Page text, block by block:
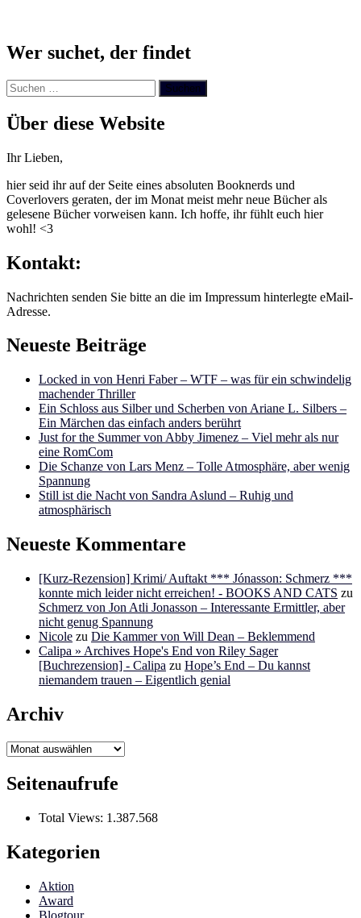
Wer suchet, der findet
Suchen
nach:
Über diese Website
Ihr Lieben,
hier seid ihr auf der Seite eines absoluten Booknerds und
Coverlovers geraten, der im Monat meist mehr neue Bücher als
gelesene Bücher vorweisen kann. Ich hoffe, ihr fühlt euch hier
wohl! <3
Kontakt:
Nachrichten senden Sie bitte an die im Impressum hinterlegte eMail-
Adresse.
Neueste Beiträge
Locked in von Henri Faber – WTF – was für ein schwindelig
machender Thriller
Ein Schloss aus Silber und Scherben von Ariane L. Silbers –
Ein Märchen das einfach anders berührt
Just for the Summer von Abby Jimenez – Viel mehr als nur
eine RomCom
Die Schanze von Lars Menz – Tolle Atmosphäre, aber wenig
Spannung
Still ist die Nacht von Sandra Aslund – Ruhig und
atmosphärisch
Neueste Kommentare
[Kurz-Rezension] Krimi/ Auftakt *** Jónasson: Schmerz ***
konnte mich leider nicht erreichen! - BOOKS AND CATS zu
Schmerz von Jon Atli Jonasson – Interessante Ermittler, aber
nicht genug Spannung
Nicole zu Die Kammer von Will Dean – Beklemmend
Calipa » Archives Hope's End von Riley Sager
[Buchrezension] - Calipa zu Hope’s End – Du kannst
niemandem trauen – Eigentlich genial
Archiv
Archiv
Seitenaufrufe
Total Views: 1.387.568
Kategorien
Aktion
Award
Blogtour